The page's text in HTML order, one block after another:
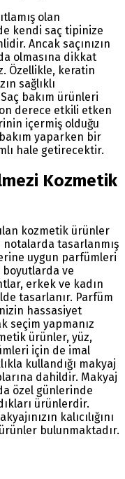
olan
kendi saç tipinize
Ancak saçınızın
olmasına dikkat
Özellikle, keratin
sağlıklı
bakım ürünleri
derece etkili etken
içermiş olduğu
yaparken bir
hale getirecektir.
Kozmetik
kozmetik ürünler
notalarda tasarlanmış
uygun parfümleri
boyutlarda ve
erkek ve kadın
tasarlanır. Parfüm
hassasiyet
seçim yapmanız
ürünler, yüz,
için de imal
kullandığı makyaj
dahildir. Makyaj
özel günlerinde
ürünlerdir.
kalıcılığını
bulunmaktadır.